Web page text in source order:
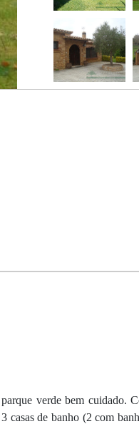
verde bem cuidado.
casas de banho (2 com